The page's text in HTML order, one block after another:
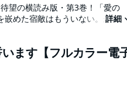
望の横読み版・第3巻！「愛の
嵌めた宿敵はもういない。かつて
国王夫妻の関係修復に奔走する。
品は過去、電子書籍「ヤり捨
に掲載されました。重複購入に
詳細
ます【フルカラー電